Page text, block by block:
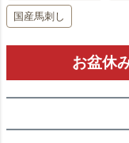
国産馬刺し
お盆休